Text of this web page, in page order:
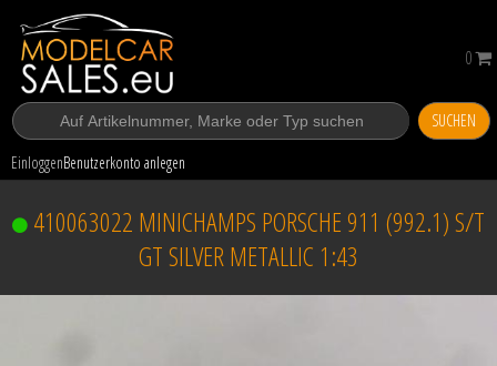
SUCHEN
EinloggenBenutzerkonto anlegen
0
410063022 MINICHAMPS PORSCHE 911 (992.1) S/T
GT SILVER METALLIC 1:43